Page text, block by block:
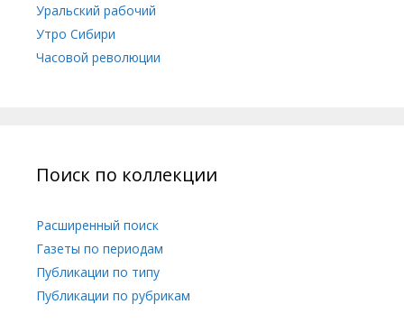
Уральский рабочий
Утро Сибири
Часовой революции
Поиск по коллекции
Расширенный поиск
Газеты по периодам
Публикации по типу
Публикации по рубрикам